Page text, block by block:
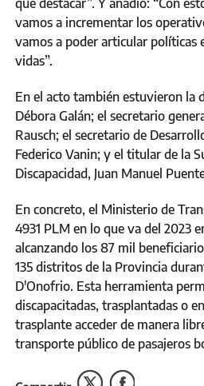
que destacar”. Y añadió: “Con
vamos a incrementar los
vamos a poder articular políticas
vidas”.
En el acto también estuvieron la
Débora Galán; el secretario
Rausch; el secretario de
Federico Vanin; y el titular de la
Discapacidad, Juan Manuel
En concreto, el Ministerio de
4931 PLM en lo que va del 2023
alcanzando los 87 mil
135 distritos de la Provincia
D'Onofrio. Esta herramienta
discapacitadas, trasplantadas o
trasplante acceder de manera
transporte público de pasajeros